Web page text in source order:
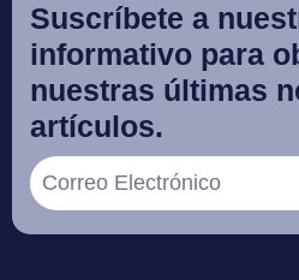
Suscríbete a
informativo para
nuestras últimas
artículos.